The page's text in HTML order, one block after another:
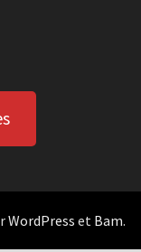
WordPress et Bam.